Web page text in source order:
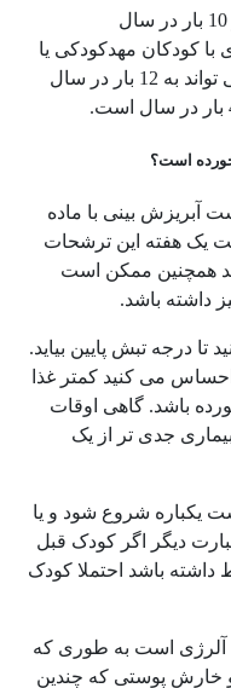
بیشتر بچه ها به طور میانگین بین 6 و 10 بار در سال
کودکان مهدکودکی یا
دبستانی تعداد سرماخوردگی شان می تواند به 12 بار در سال
است؟
آبریزش بینی با ماده
یک هفته این ترشحات
همچنین ممکن است
داشته باشد.
تا درجه تبش پایین بیاید.
می کنید کمتر غذا
باشد. گاهی اوقات
جدی تر از یک
یکباره شروع شود و یا
دیگر اگر کودک قبل
باشد احتملا کودک
آلرژی است به طوری که
خارش پوستی که چندین